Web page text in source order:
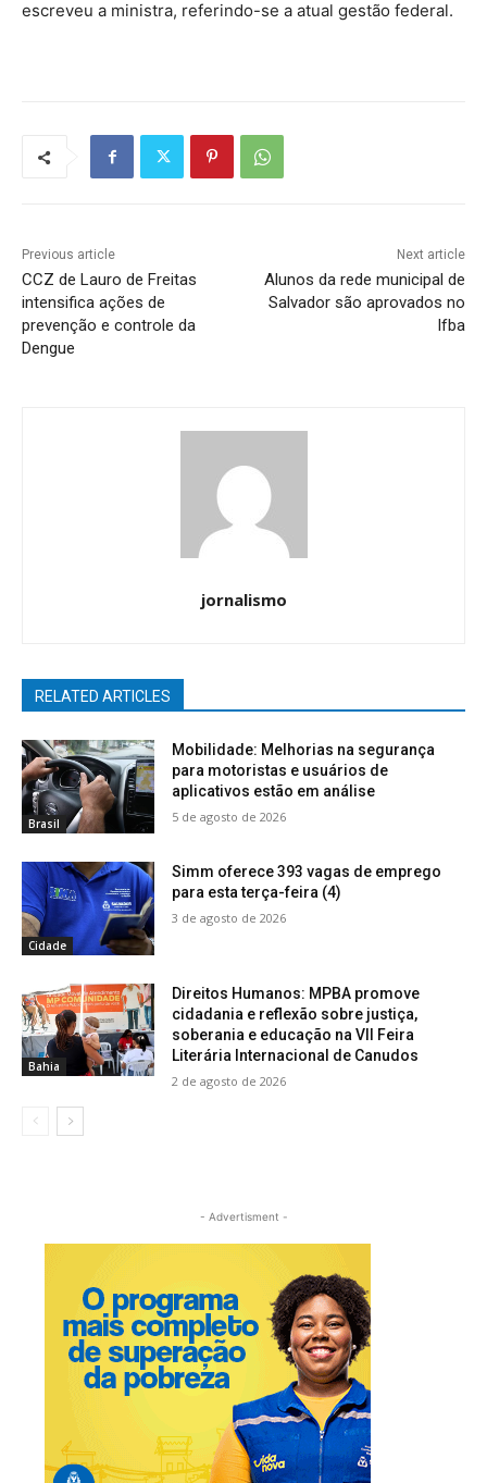
escreveu a ministra, referindo-se a atual gestão federal.
Previous article
CCZ de Lauro de Freitas
intensifica ações de
prevenção e controle da
Dengue
Next article
Alunos da rede municipal de
Salvador são aprovados no
Ifba
jornalismo
RELATED ARTICLES
Brasil
Mobilidade: Melhorias na segurança
para motoristas e usuários de
aplicativos estão em análise
5 de agosto de 2026
Cidade
Simm oferece 393 vagas de emprego
para esta terça-feira (4)
3 de agosto de 2026
Bahia
Direitos Humanos: MPBA promove
cidadania e reflexão sobre justiça,
soberania e educação na VII Feira
Literária Internacional de Canudos
2 de agosto de 2026
- Advertisment -